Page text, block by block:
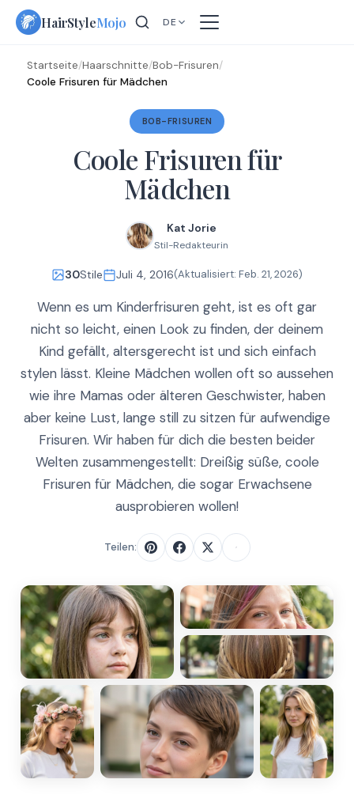
Skip
HairStyleMojo DE
Startseite/Haarschnitte/Bob-Frisuren/
Coole Frisuren für Mädchen
BOB-FRISUREN
Coole Frisuren für
Mädchen
Kat Jorie
Stil-Redakteurin
30Stile Juli 4, 2016(Aktualisiert: Feb. 21, 2026)
Wenn es um Kinderfrisuren geht, ist es oft gar
nicht so leicht, einen Look zu finden, der deinem
Kind gefällt, altersgerecht ist und sich einfach
stylen lässt. Kleine Mädchen wollen oft so aussehen
wie ihre Mamas oder älteren Geschwister, haben
aber keine Lust, lange still zu sitzen für aufwendige
Frisuren. Wir haben für dich die besten beider
Welten zusammengestellt: Dreißig süße, coole
Frisuren für Mädchen, die sogar Erwachsene
ausprobieren wollen!
Teilen: